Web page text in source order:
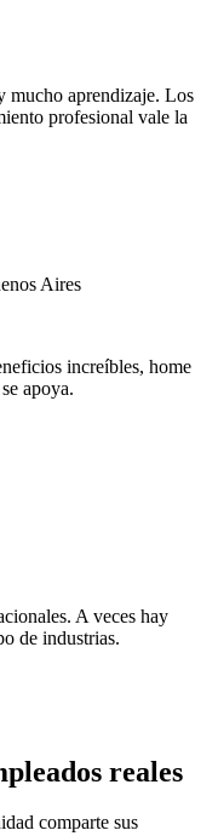
mucho aprendizaje. Los
profesional vale la
Aires
increíbles, home
apoya.
A veces hay
de industrias.
reales
comparte sus